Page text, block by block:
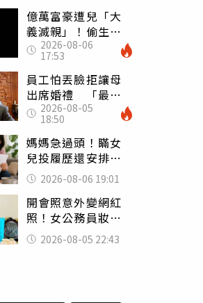
億萬富豪遭兒「大
義滅親」！偷生子
怕曝光 竟盜鄰居
身份辦假證落戶
2026-08-06
17:53
員工怕丟臉拒讓母
出席婚禮 「最愛
發錢老闆」震怒開
除：我看不起你
2026-08-05
18:50
媽媽急過頭！瞞女
兒投履歷還安排面
試 她接來電當場
傻眼
2026-08-06 19:01
開會照意外變網紅
照！女公務員妝容
掀2千則留言 本人
怒嗆：化妝有錯嗎
2026-08-05 22:43